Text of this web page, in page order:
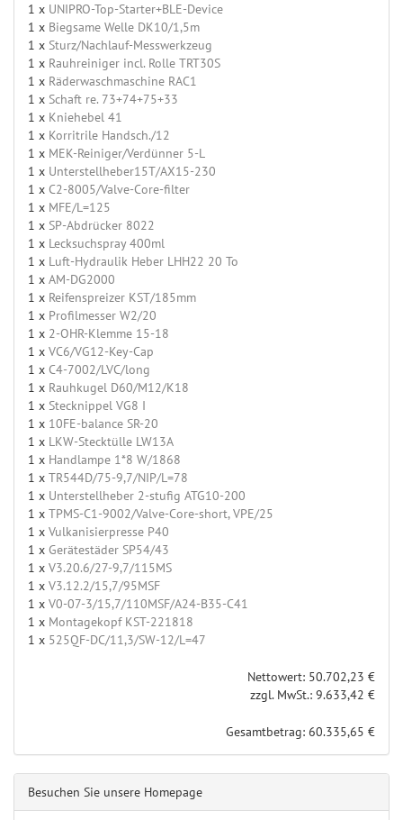
1 x UNIPRO-Top-Starter+BLE-Device
1 x Biegsame Welle DK10/1,5m
1 x Sturz/Nachlauf-Messwerkzeug
1 x Rauhreiniger incl. Rolle TRT30S
1 x Räderwaschmaschine RAC1
1 x Schaft re. 73+74+75+33
1 x Kniehebel 41
1 x Korritrile Handsch./12
1 x MEK-Reiniger/Verdünner 5-L
1 x Unterstellheber15T/AX15-230
1 x C2-8005/Valve-Core-filter
1 x MFE/L=125
1 x SP-Abdrücker 8022
1 x Lecksuchspray 400ml
1 x Luft-Hydraulik Heber LHH22 20 To
1 x AM-DG2000
1 x Reifenspreizer KST/185mm
1 x Profilmesser W2/20
1 x 2-OHR-Klemme 15-18
1 x VC6/VG12-Key-Cap
1 x C4-7002/LVC/long
1 x Rauhkugel D60/M12/K18
1 x Stecknippel VG8 I
1 x 10FE-balance SR-20
1 x LKW-Stecktülle LW13A
1 x Handlampe 1*8 W/1868
1 x TR544D/75-9,7/NIP/L=78
1 x Unterstellheber 2-stufig ATG10-200
1 x TPMS-C1-9002/Valve-Core-short, VPE/25
1 x Vulkanisierpresse P40
1 x Gerätestäder SP54/43
1 x V3.20.6/27-9,7/115MS
1 x V3.12.2/15,7/95MSF
1 x V0-07-3/15,7/110MSF/A24-B35-C41
1 x Montagekopf KST-221818
1 x 525QF-DC/11,3/SW-12/L=47
Nettowert: 50.702,23 €
zzgl. MwSt.: 9.633,42 €
Gesamtbetrag: 60.335,65 €
Besuchen Sie unsere Homepage